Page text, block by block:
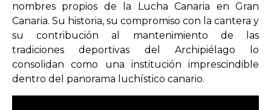
nombres propios de la Lucha Canaria en Gran
Canaria. Su historia, su compromiso con la cantera y
su contribución al mantenimiento de las
tradiciones deportivas del Archipiélago lo
consolidan como una institución imprescindible
dentro del panorama luchístico canario.